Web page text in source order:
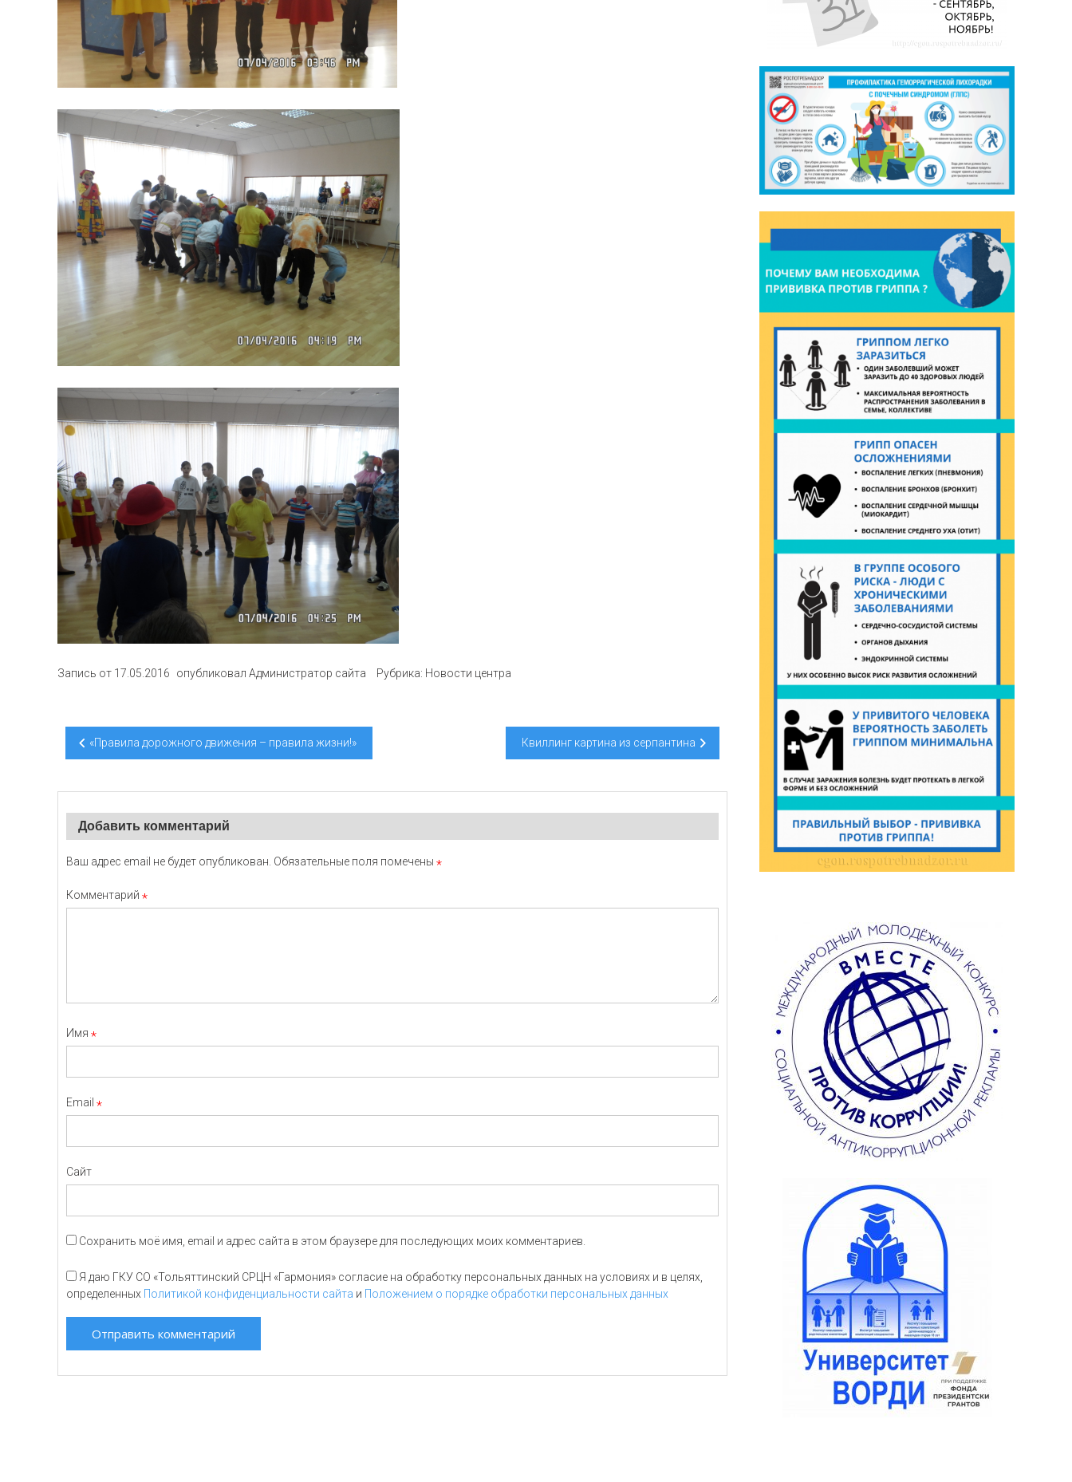
Запись от 17.05.2016 опубликовал Администратор сайта Рубрика: Новости центра
Навигация
по
записям
«Правила дорожного движения – правила жизни!» Квиллинг картина из серпантина
Добавить комментарий
Ваш адрес email не будет опубликован. Обязательные поля помечены *
Комментарий *
Имя *
Email *
Сайт
Сохранить моё имя, email и адрес сайта в этом браузере для последующих моих комментариев.
Я даю ГКУ СО «Тольяттинский СРЦН «Гармония» согласие на обработку персональных данных на условиях и в целях,
определенных Политикой конфиденциальности сайта и Положением о порядке обработки персональных данных